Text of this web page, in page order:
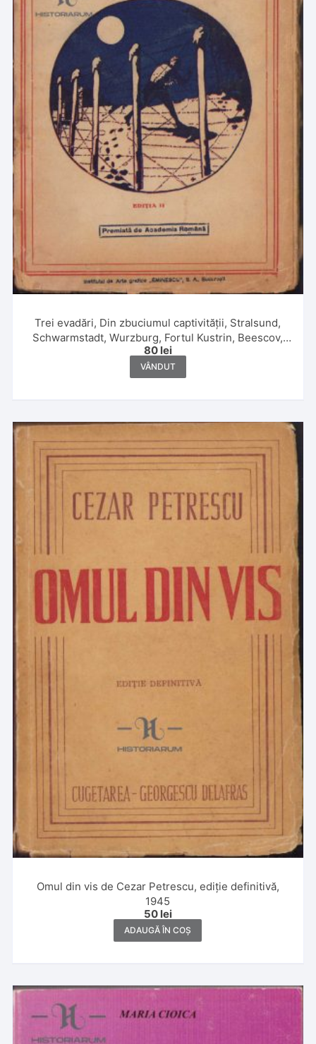
Trei evadări, Din zbuciumul captivității, Stralsund,
Schwarmstadt, Wurzburg, Fortul Kustrin, Beescov,
Berlin, Fortul Gorgast de maior G Caracaș, 1920
80 lei
VÂNDUT
Omul din vis de Cezar Petrescu, ediție definitivă,
1945
50 lei
ADAUGĂ ÎN COȘ